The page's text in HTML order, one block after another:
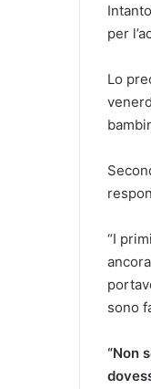
per
Lo
“I
sono
“Non